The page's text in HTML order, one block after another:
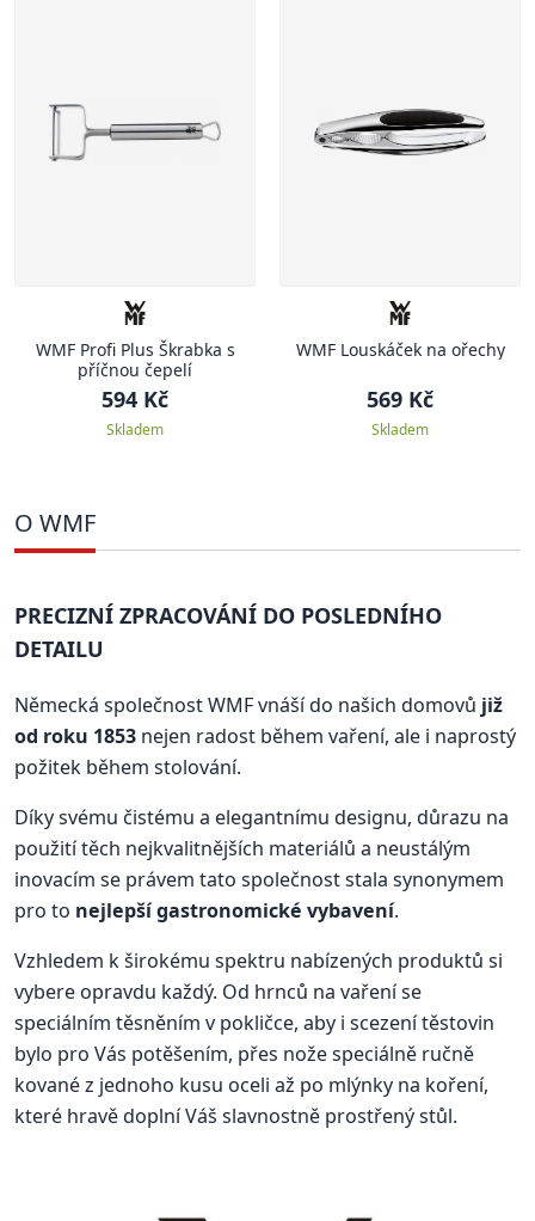
WMF Profi Plus Škrabka s
příčnou čepelí
594 Kč
Skladem
WMF Louskáček na ořechy
569 Kč
Skladem
O WMF
PRECIZNÍ ZPRACOVÁNÍ DO POSLEDNÍHO
DETAILU
Německá společnost WMF vnáší do našich domovů již
od roku 1853 nejen radost během vaření, ale i naprostý
požitek během stolování.
Díky svému čistému a elegantnímu designu, důrazu na
použití těch nejkvalitnějších materiálů a neustálým
inovacím se právem tato společnost stala synonymem
pro to nejlepší gastronomické vybavení.
Vzhledem k širokému spektru nabízených produktů si
vybere opravdu každý. Od hrnců na vaření se
speciálním těsněním v pokličce, aby i scezení těstovin
bylo pro Vás potěšením, přes nože speciálně ručně
kované z jednoho kusu oceli až po mlýnky na koření,
které hravě doplní Váš slavnostně prostřený stůl.